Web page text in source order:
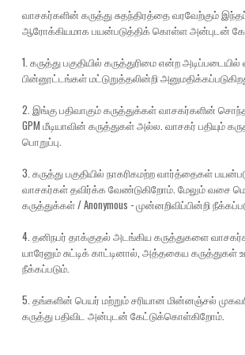
வாசகர்களின் கருத்து சுதந்திரத்தை வரவேற்கும்
ஆரோக்கியமாக பயன்படுத்திக் கொள்ள அன்புடன்
1. கருத்து பகுதியில் கருத்துரிமை என்ற
பின்னூட்டங்கள் மட்டுறுத்தலின்றி
2. இங்கு பதிவாகும் கருத்துக்கள் வாசகர்களின்
GPM மீடியாவின் கருத்துகள் அல்ல. வாசகர் பதியும்
பொறுப்பு.
3. கருத்து பகுதியில் நாகரிகமற்ற வார்த்தைகள்
வாசகர்கள் தவிர்க்க வேண்டுகிறோம். மேலும் வசை
கருத்துக்கள் / Anonymous - முன்னறிவிப்பின்றி
4. தனிநபர் தாக்குதல் அடங்கிய கருத்துகளை
யாரேனும் சுட்டிக் காட்டினால், அத்தகைய கருத்துகள்
நீக்கப்படும்.
5. தங்களின் பெயர் மற்றும் சரியான மின்னஞ்சல்
கருத்து பதிவிட அன்புடன் கேட்டுக்கொள்கிறோம்.